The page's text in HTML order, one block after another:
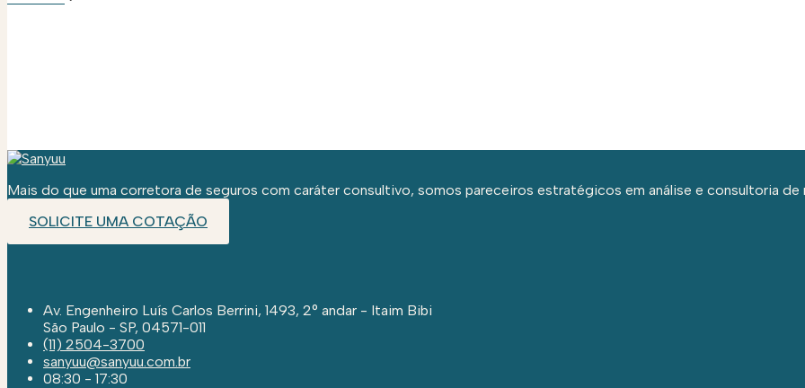
Mais do que uma corretora de seguros com caráter consultivo, somos pareceiros estratégicos em análise e consultoria de
SOLICITE UMA COTAÇÃO
Av. Engenheiro Luís Carlos Berrini, 1493, 2° andar - Itaim Bibi
São Paulo - SP, 04571-011
(11) 2504-3700
sanyuu@sanyuu.com.br
08:30 - 17:30